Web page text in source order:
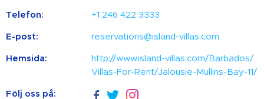
Telefon: +1 246 422 3333
E-post: reservations@island-villas.com
Hemsida:
http://www.island-villas.com/Barbados/
Villas-For-Rent/Jalousie-Mullins-Bay-11/
Följ oss på: